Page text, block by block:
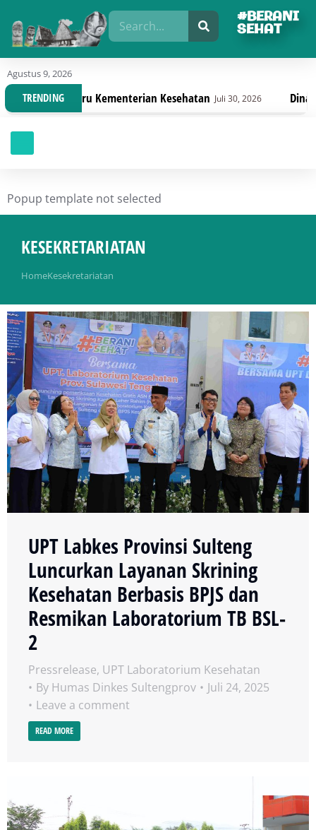
#BERANI
SEHAT
Agustus 9, 2026
TRENDING
Kementerian Kesehatan Juli 30, 2026 Dinas Kesehatan
Popup template not selected
KESEKRETARIATAN
You are here:
HomeKesekretariatan
UPT Labkes Provinsi Sulteng
Luncurkan Layanan Skrining
Kesehatan Berbasis BPJS dan
Resmikan Laboratorium TB BSL-
2
Pressrelease, UPT Laboratorium Kesehatan
By Humas Dinkes Sultengprov
Juli 24, 2025
Leave a comment
READ MORE